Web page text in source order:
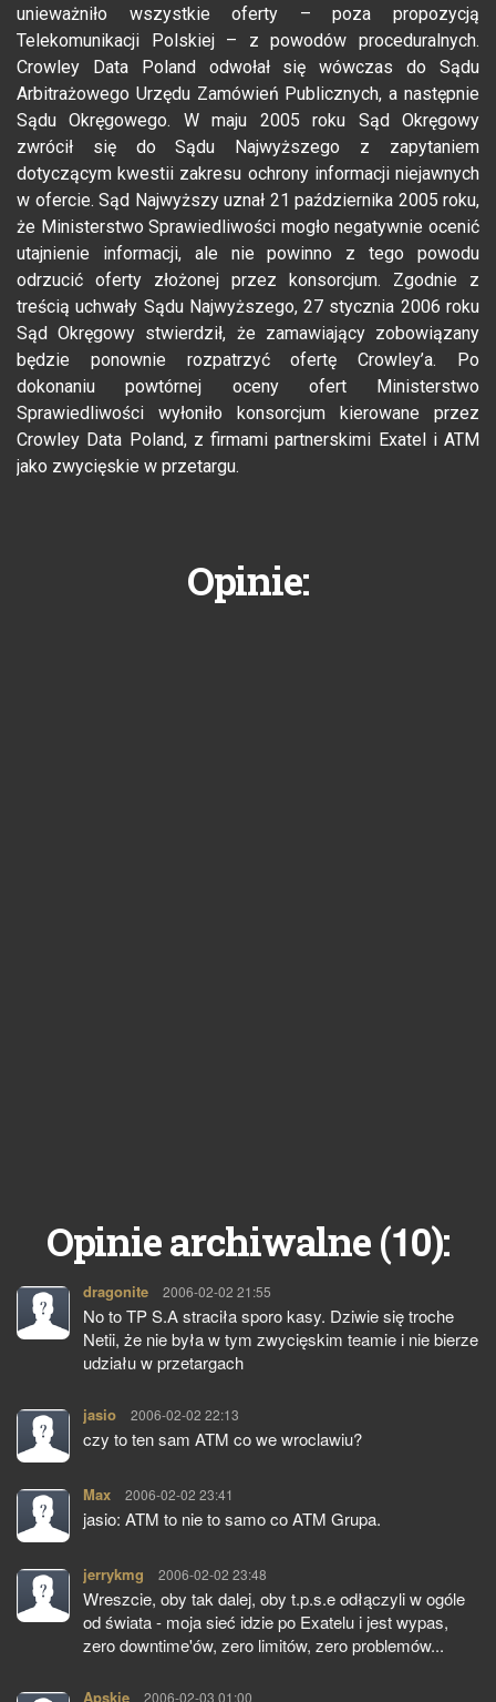
unieważniło wszystkie oferty – poza propozycją
Telekomunikacji Polskiej – z powodów proceduralnych.
Crowley Data Poland odwołał się wówczas do Sądu
Arbitrażowego Urzędu Zamówień Publicznych, a następnie
Sądu Okręgowego. W maju 2005 roku Sąd Okręgowy
zwrócił się do Sądu Najwyższego z zapytaniem
dotyczącym kwestii zakresu ochrony informacji niejawnych
w ofercie. Sąd Najwyższy uznał 21 października 2005 roku,
że Ministerstwo Sprawiedliwości mogło negatywnie ocenić
utajnienie informacji, ale nie powinno z tego powodu
odrzucić oferty złożonej przez konsorcjum. Zgodnie z
treścią uchwały Sądu Najwyższego, 27 stycznia 2006 roku
Sąd Okręgowy stwierdził, że zamawiający zobowiązany
będzie ponownie rozpatrzyć ofertę Crowley’a. Po
dokonaniu powtórnej oceny ofert Ministerstwo
Sprawiedliwości wyłoniło konsorcjum kierowane przez
Crowley Data Poland, z firmami partnerskimi Exatel i ATM
jako zwycięskie w przetargu.
Opinie:
Opinie archiwalne (10):
dragonite pisze:
2006-02-02 21:55
No to TP S.A straciła sporo kasy. Dziwie się troche
Netii, że nie była w tym zwycięskim teamie i nie bierze
udziału w przetargach
jasio pisze:
2006-02-02 22:13
czy to ten sam ATM co we wroclawiu?
Max pisze:
2006-02-02 23:41
jasio: ATM to nie to samo co ATM Grupa.
jerrykmg pisze:
2006-02-02 23:48
Wreszcie, oby tak dalej, oby t.p.s.e odłączyli w ogóle
od świata - moja sieć idzie po Exatelu i jest wypas,
zero downtime'ów, zero limitów, zero problemów...
Apskie pisze:
2006-02-03 01:00